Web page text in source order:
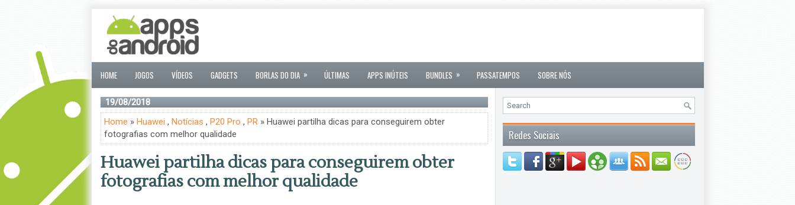
HOME JOGOS VÍDEOS GADGETS BORLAS DO DIA » ÚLTIMAS APPS INÚTEIS BUNDLES » PASSATEMPOS SOBRE NÓS
19/08/2018
Home » Huawei , Notícias , P20 Pro , PR» Huawei partilha dicas para conseguirem obter
fotografias com melhor qualidade
Huawei partilha dicas para conseguirem obter
fotografias com melhor qualidade
Redes Sociais